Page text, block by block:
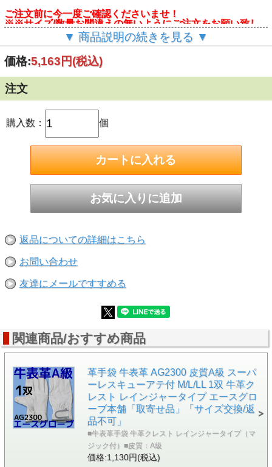
ご注文前に今一度ご確認くださいませ！
※※サイズ/数量お間違えの無いようにご注文をお願い致し
ます。ご注文後のサイズ/数量交換は承れません。
※※クレジットカード決済につきましては、原則 日本国内
発行のカードに限らせて頂きます。
■商品カテゴリ：牛床革手
■メーカー：エースグローブ
■入数：12双
■商品説明：
・皮革の丈夫さにフィット感をプラス
・無地ポリ袋入り
※製造工程で付く少々のシミがあるときもございます。
▼ 商品説明の続きを見る ▼
価格:5,163円(税込)
注文
購入数： 個
返品についての詳細はこちら
お問い合わせ
友達にメールですすめる
関連商品/おすすめ商品
革手袋 牛表革 AG2300 皮質A級 スーパ
ーレスキューアテ付 M/L/LL 1双 牛革ク
レスト レインジャータイプ エースグロ
ーブ本舗「取寄せ品」「サイズ交換/返
品不可」
■牛表革手袋 牛革クレスト レインジャータイプ（マ
ジック付）■皮質：A級
価格:1,130円(税込)